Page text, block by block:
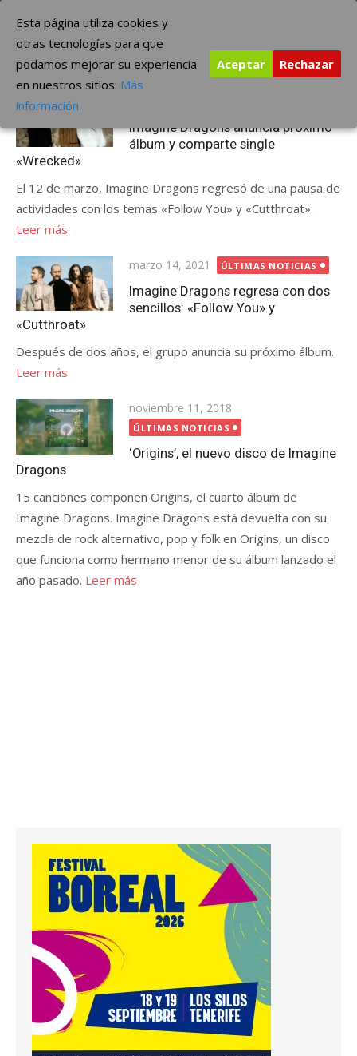
contenido
The Borderline Music
Etiqueta:Imagine Dragons
Imagine Dragons anuncia próximo
álbum y comparte single
«Wrecked»
El 12 de marzo, Imagine Dragons regresó de una pausa de
actividades con los temas «Follow You» y «Cutthroat».
Leer más
Publicada
el
marzo 14, 2021 ÚLTIMAS NOTICIAS
Imagine Dragons regresa con dos
sencillos: «Follow You» y
«Cutthroat»
Después de dos años, el grupo anuncia su próximo álbum.
Leer más
Publicada
el
noviembre 11, 2018
ÚLTIMAS NOTICIAS
‘Origins’, el nuevo disco de Imagine
Dragons
15 canciones componen Origins, el cuarto álbum de
Imagine Dragons. Imagine Dragons está devuelta con su
mezcla de rock alternativo, pop y folk en Origins, un disco
que funciona como hermano menor de su álbum lanzado el
año pasado. Leer más
Esta página utiliza cookies y
otras tecnologías para que
podamos mejorar su experiencia
en nuestros sitios: Más
información.
Aceptar Rechazar